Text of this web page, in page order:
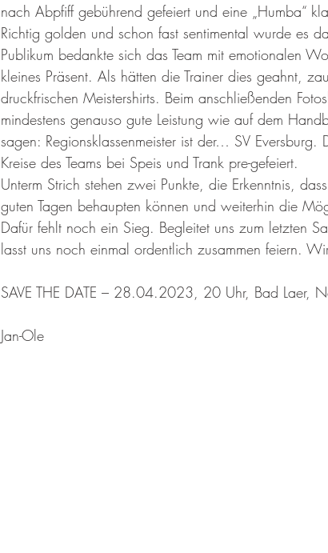
nach Abpfiff gebührend gefeiert und eine „Humba“
Richtig golden und schon fast sentimental wurde es
Publikum bedankte sich das Team mit emotionalen
kleines Präsent. Als hätten die Trainer dies geahnt,
druckfrischen Meistershirts. Beim anschließenden
mindestens genauso gute Leistung wie auf dem
sagen: Regionsklassenmeister ist der… SV
Kreise des Teams bei Speis und Trank pre-gefeiert.
Unterm Strich stehen zwei Punkte, die Erkenntnis,
guten Tagen behaupten können und weiterhin die
Dafür fehlt noch ein Sieg. Begleitet uns zum letzten
lasst uns noch einmal ordentlich zusammen feiern.
SAVE THE DATE – 28.04.2023, 20 Uhr, Bad Laer,
Jan-Ole